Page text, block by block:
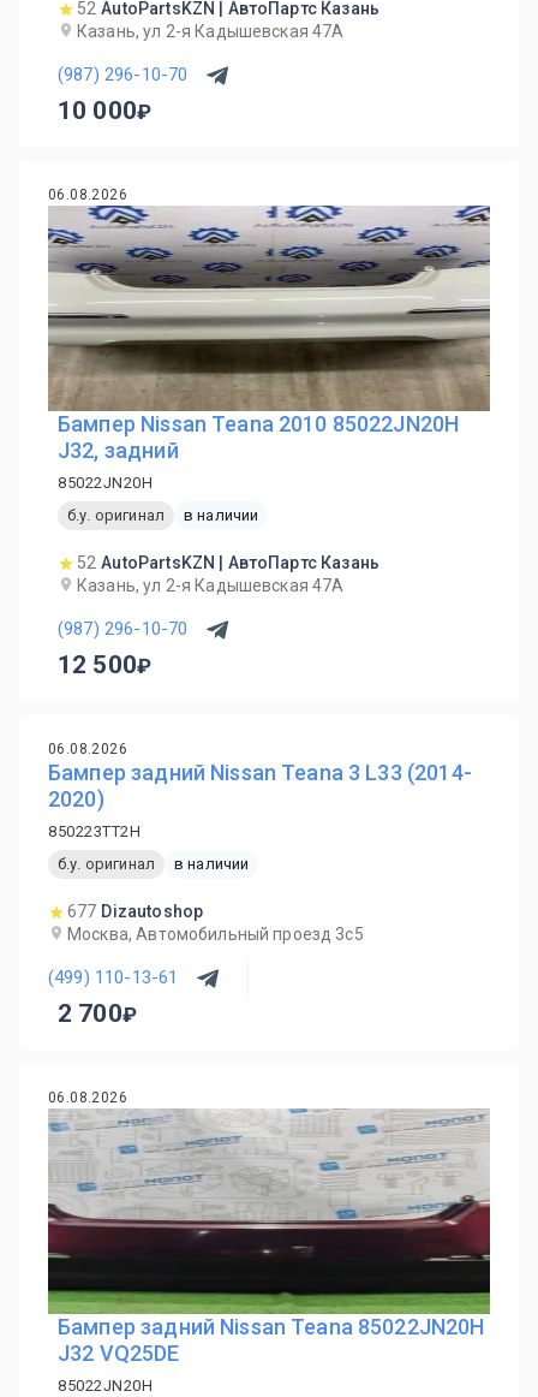
52 AutoPartsKZN | АвтоПартс Казань
Казань, ул 2-я Кадышевская 47А
(987) 296-10-70
10 000
06.08.2026
Бампер Nissan Teana 2010 85022JN20H
J32, задний
85022JN20H
б.у. оригинал
в наличии
52 AutoPartsKZN | АвтоПартс Казань
Казань, ул 2-я Кадышевская 47А
(987) 296-10-70
12 500
06.08.2026
Бампер задний Nissan Teana 3 L33 (2014-
2020)
850223TT2H
б.у. оригинал
в наличии
677 Dizautoshop
Москва, Автомобильный проезд 3с5
(499) 110-13-61
2 700
06.08.2026
Бампер задний Nissan Teana 85022JN20H
J32 VQ25DE
85022JN20H